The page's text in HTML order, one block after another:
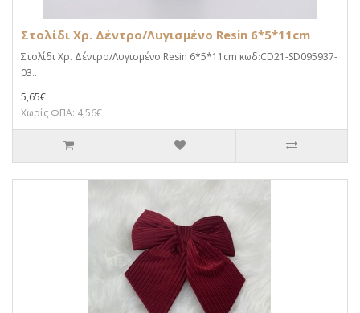
Στολίδι Χρ. Δέντρο/Λυγισμένο Resin 6*5*11cm
Στολίδι Χρ. Δέντρο/Λυγισμένο Resin 6*5*11cm κωδ:CD21-SD095937-
03..
5,65€
Χωρίς ΦΠΑ: 4,56€